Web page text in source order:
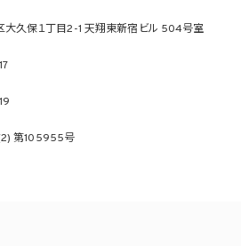
大久保１丁目2-1 天翔東新宿ビル 504号室
第105955号